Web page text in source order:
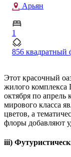
Этот красочный
жилого комплекса
октября по апрель
мирового класса
цветов, а
флоры добавляют
iii)